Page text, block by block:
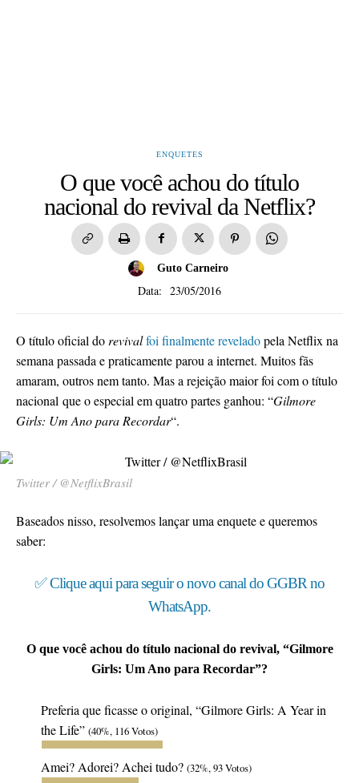
ENQUETES
O que você achou do título
nacional do revival da Netflix?
Guto Carneiro
Data: 23/05/2016
O título oficial dorevivalfoi finalmente reveladopela Netflix na
semana passada e praticamente parou a internet. Muitos fãs
amaram, outros nem tanto. Mas a rejeição maior foi com o título
nacional que o especial em quatro partes ganhou: “Gilmore
Girls: Um Ano para Recordar“.
Twitter / @NetflixBrasil
Baseados nisso, resolvemos lançar uma enquete e queremos
saber:
✅ Clique aqui para seguir o novo canal do GGBR no
WhatsApp.
O que você achou do título nacional do revival, “Gilmore
Girls: Um Ano para Recordar”?
Preferia que ficasse o original, “Gilmore Girls: A Year in
the Life” (40%, 116 Votos)
Amei? Adorei? Achei tudo? (32%, 93 Votos)